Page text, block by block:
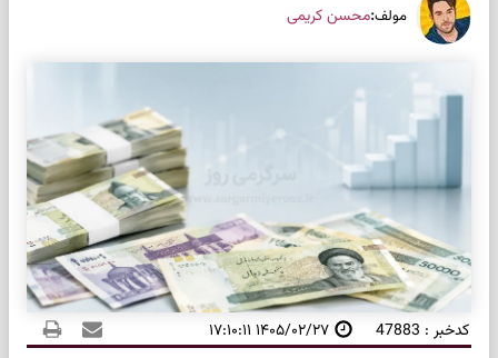
مولف:محسن کریمی
کدخبر : 47883 ۱۴۰۵/۰۲/۲۷ ۱۷:۱۰:۱۱